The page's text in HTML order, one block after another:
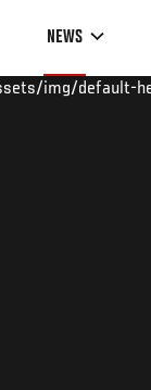
NEWS
img/default-